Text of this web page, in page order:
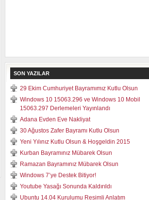
SON YAZILAR
29 Ekim Cumhuriyet Bayramımız Kutlu Olsun
Windows 10 15063.296 ve Windows 10 Mobil
15063.297 Derlemeleri Yayınlandı
Adana Evden Eve Nakliyat
30 Ağustos Zafer Bayramı Kutlu Olsun
Yeni Yılınız Kutlu Olsun & Hoşgeldin 2015
Kurban Bayramınız Mübarek Olsun
Ramazan Bayramınız Mübarek Olsun
Windows 7’ye Destek Bitiyor!
Youtube Yasağı Sonunda Kaldırıldı
Ubuntu 14.04 Kurulumu Resimli Anlatım